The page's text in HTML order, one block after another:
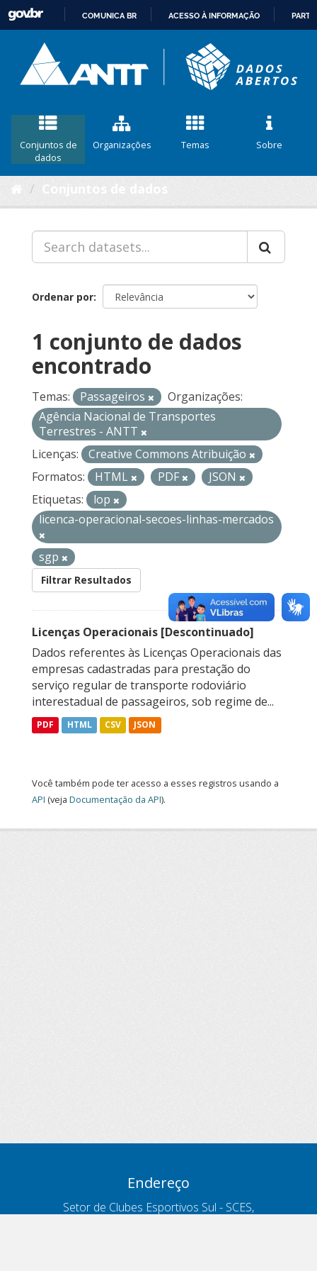
CONTEÚDO
COMUNICA BR ACESSO À INFORMAÇÃO
Conjuntos de
dados
Organizações Temas Sobre
Ordenar por
1 conjunto de dados
encontrado
Temas: Passageiros
Organizações:
Agência Nacional de Transportes
Terrestres - ANTT
Licenças:
Creative Commons Atribuição
Formatos:
HTML PDF
JSON
Etiquetas:
lop
licenca-operacional-secoes-linhas-mercados
sgp
Filtrar Resultados
Licenças Operacionais [Descontinuado]
Dados referentes às Licenças Operacionais das
empresas cadastradas para prestação do
serviço regular de transporte rodoviário
interestadual de passageiros, sob regime de...
PDF HTML CSV JSON
Você também pode ter acesso a esses registros usando a
API (veja Documentação da API).
Endereço
Setor de Clubes Esportivos Sul - SCES,